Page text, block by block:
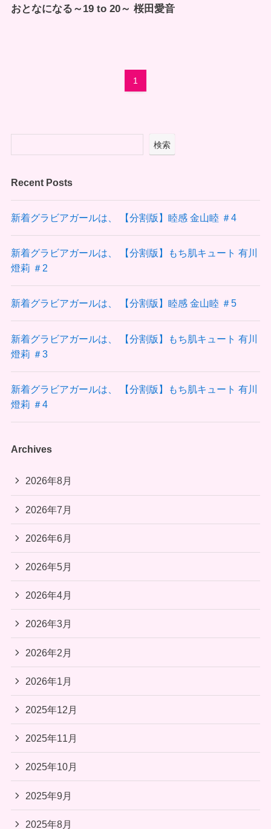
おとなになる～19 to 20～ 桜田愛音
1
検索
Recent Posts
新着グラビアガールは、 【分割版】睦感 金山睦 ＃4
新着グラビアガールは、 【分割版】もち肌キュート 有川
燈莉 ＃2
新着グラビアガールは、 【分割版】睦感 金山睦 ＃5
新着グラビアガールは、 【分割版】もち肌キュート 有川
燈莉 ＃3
新着グラビアガールは、 【分割版】もち肌キュート 有川
燈莉 ＃4
Archives
2026年8月
2026年7月
2026年6月
2026年5月
2026年4月
2026年3月
2026年2月
2026年1月
2025年12月
2025年11月
2025年10月
2025年9月
2025年8月